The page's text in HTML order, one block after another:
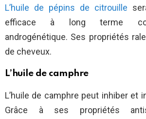
L’huile de pépins de citrouille
efficace à long terme
androgénétique. Ses propriétés
de cheveux.
L’huile de camphre
L’huile de camphre peut inhiber et
Grâce à ses propriétés